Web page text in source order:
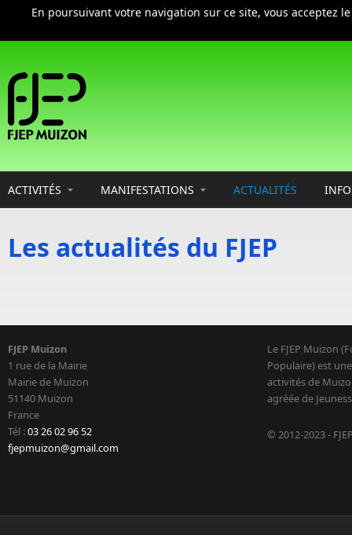
En poursuivant votre navigation sur ce site, vous acceptez
ACTIVITÉS MANIFESTATIONS ACTUALITÉS
Les actualités du FJEP
FJEP Muizon
1 rue de la Mairie
Mairie de Muizon
51140 Muizon
France
Tél :03 26 02 96 52
fjepmuizon@gmail.com
Le FJEP Muizon
Populaire) est
activités de
agréée de
© 2012-2023 -